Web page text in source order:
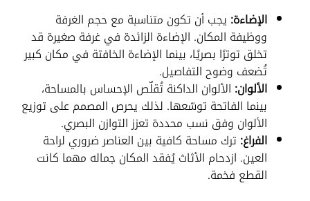
الإضاءة: يجب أن تكون متناسبة مع حجم الغرفة
ووظيفة المكان. الإضاءة الزائدة في غرفة صغيرة قد
تخلق توترًا بصريًا، بينما الإضاءة الخافتة في مكان كبير
تُضعف وضوح التفاصيل.
الألوان: الألوان الداكنة تُقلّص الإحساس بالمساحة،
بينما الفاتحة توسّعها. لذلك يحرص المصمم على توزيع
الألوان وفق نسب محددة تعزز التوازن البصري.
الفراغ: ترك مساحة كافية بين العناصر ضروري لراحة
العين. ازدحام الأثاث يُفقد المكان جماله مهما كانت
القطع فخمة.